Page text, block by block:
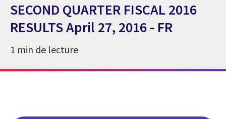
SECOND QUARTER FISCAL 2016
RESULTS April 27, 2016 - FR
1 min de lecture